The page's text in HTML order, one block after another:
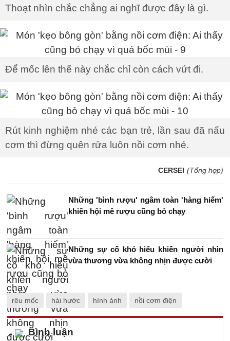
Thoạt nhìn chắc chẳng ai nghĩ được đây là gì.
Để mốc lên thế này chắc chỉ còn cách vứt đi.
Rút kinh nghiệm nhé các bạn trẻ, lần sau đã nấu
cơm thì đừng quên rửa luôn nồi cơm nhé.
CERSEI (Tổng hợp)
Những 'bình rượu' ngâm toàn 'hàng hiếm'
khiến hội mê rượu cũng bỏ chạy
Những sự cố khó hiểu khiến người nhìn
vừa thương vừa không nhịn được cười
rêu mốc hài hước hình ảnh nồi cơm điện
Bình luận